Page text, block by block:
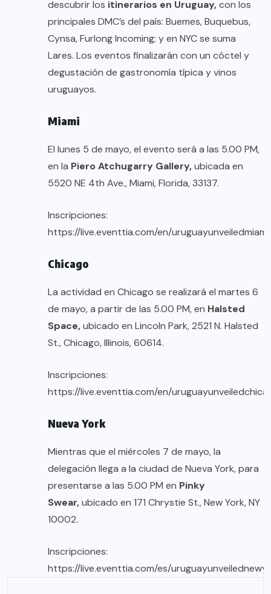
descubrir los itinerarios en Uruguay,con los
principales DMC’s del país: Buemes, Buquebus,
Cynsa, Furlong Incoming; y en NYC se suma
Lares. Los eventos finalizarán con un cóctel y
degustación de gastronomía típica y vinos
uruguayos.
Miami
El lunes 5 de mayo, el evento será a las 5.00 PM,
en la Piero Atchugarry Gallery,ubicada en
5520 NE 4th Ave., Miami, Florida, 33137.
Inscripciones:
https://live.eventtia.com/en/
Chicago
La actividad en Chicago se realizará el martes 6
de mayo, a partir de las 5.00 PM, en Halsted
Space,ubicado en Lincoln Park, 2521 N. Halsted
St., Chicago, Illinois, 60614.
Inscripciones:
https://live.eventtia.com/en/
Nueva York
Mientras que el miércoles 7 de mayo, la
delegación llega a la ciudad de Nueva York, para
presentarse a las 5.00 PM en Pinky
Swear,ubicado en 171 Chrystie St., New York, NY
10002.
Inscripciones:
https://live.eventtia.com/es/